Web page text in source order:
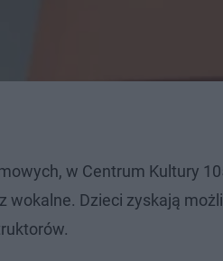
w Centrum Kultury
wokalne. Dzieci zyskają